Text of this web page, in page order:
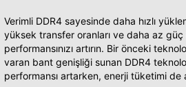
Verimli DDR4 sayesinde daha hızlı
yüksek transfer oranları ve daha az
performansınızı artırın. Bir önceki
varan bant genişliği sunan DDR4
performansı artarken, enerji tüketimi de